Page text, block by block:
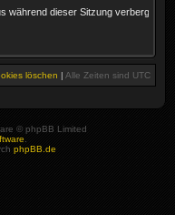
während dieser Sitzung verbergen
löschen | Alle Zeiten sind UTC
© phpBB Limited
phpBB.de